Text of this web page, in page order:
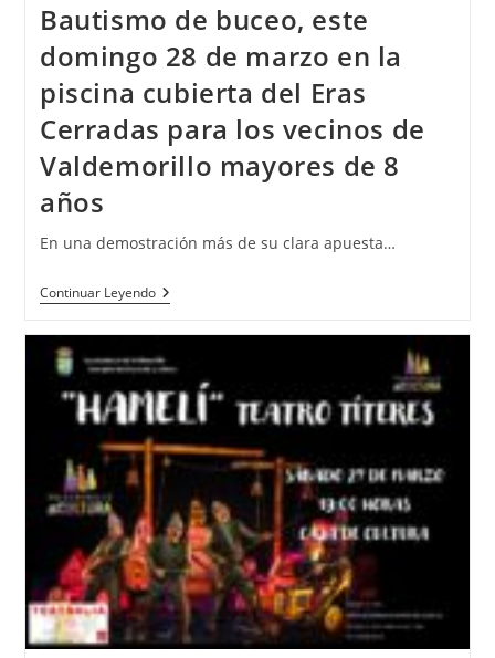
Bautismo de buceo, este
domingo 28 de marzo en la
piscina cubierta del Eras
Cerradas para los vecinos de
Valdemorillo mayores de 8
años
En una demostración más de su clara apuesta…
Continuar Leyendo